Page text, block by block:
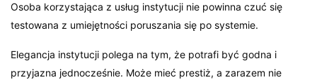
Osoba korzystająca z usług instytucji nie powinna czuć się
testowana z umiejętności poruszania się po systemie.
Elegancja instytucji polega na tym, że potrafi być godna i
przyjazna jednocześnie. Może mieć prestiż, a zarazem nie